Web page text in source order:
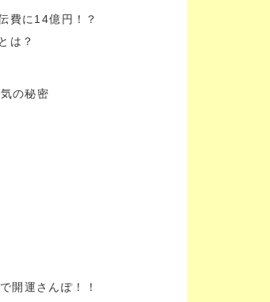
費に14億円！？
は？
の秘密
開運さんぽ！！